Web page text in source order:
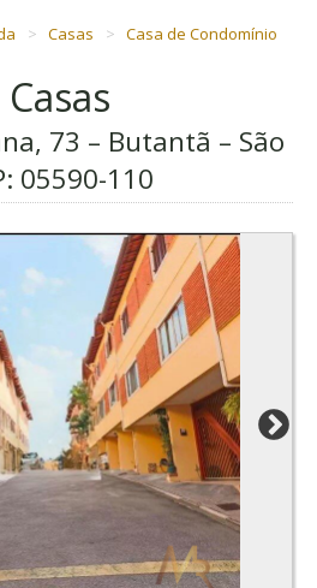
Casas Casa de Condomínio
73 – Butantã – São
05590-110